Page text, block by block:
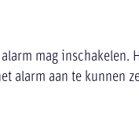
mag inschakelen.
alarm aan te kunnen